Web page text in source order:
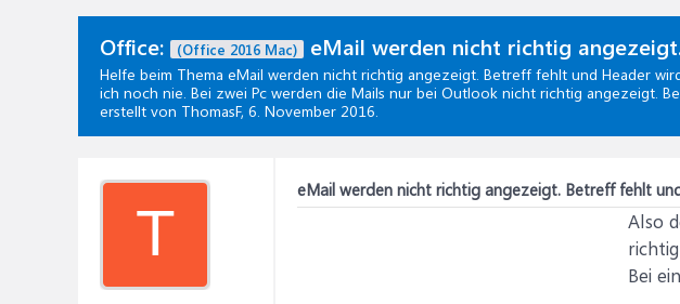
Office: (Office 2016 Mac) eMail werden nicht richtig
Helfe beim Thema eMail werden nicht richtig angezeigt. Betreff fehlt und Header
ich noch nie. Bei zwei Pc werden die Mails nur bei Outlook nicht richtig angezeigt.
erstellt von ThomasF, 6. November 2016.
T
eMail werden nicht richtig angezeigt. Betreff fehlt
Also
Bei